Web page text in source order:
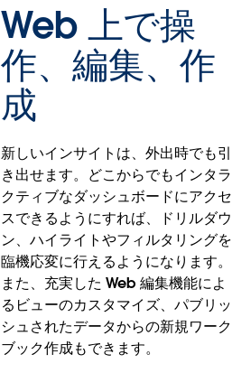
Web 上で操
作、編集、作
成
新しいインサイトは、外出時でも引
き出せます。どこからでもインタラ
クティブなダッシュボードにアクセ
スできるようにすれば、ドリルダウ
ン、ハイライトやフィルタリングを
臨機応変に行えるようになります。
また、充実した Web 編集機能によ
るビューのカスタマイズ、パブリッ
シュされたデータからの新規ワーク
ブック作成もできます。